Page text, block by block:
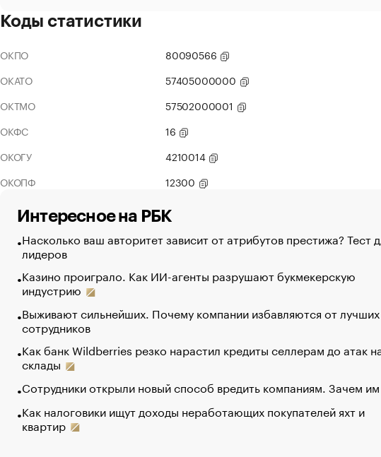
Коды статистики
ОКПО
80090566
ОКАТО
57405000000
ОКТМО
57502000001
ОКФС
16
ОКОГУ
4210014
ОКОПФ
12300
Интересное на РБК
Насколько ваш авторитет зависит от атрибутов престижа? Тест
лидеров
Казино проиграло. Как ИИ-агенты разрушают букмекерскую
индустрию
Выживают сильнейших. Почему компании избавляются от лучших
сотрудников
Как банк Wildberries резко нарастил кредиты селлерам до атак
склады
Сотрудники открыли новый способ вредить компаниям. Зачем
Как налоговики ищут доходы неработающих покупателей яхт и
квартир